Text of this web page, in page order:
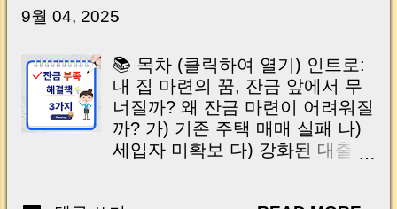
습니다. 잔금일은 ‘서류 몇 장 처리하는 날’이 아
이는 가장 긴장되는 순간 입니다. 실제로 제가
중개 현장에서 겪었던 일입니다. 금요일 오후 3
시, 이체 한도에 막혀 송금이 멈췄고 그 자리에
서 계약이 무산될 뻔한 아찔한 상황이 있었습니
다. 또 어떤 분은 이렇게 말씀하십니다. “내 대출
인데 왜 내 통장으로 안 들어오죠?” “매도인이 대
사실은 ‘구조’를 몰라서 생기는 걱정입니다. 그래
9월 04, 2025
📚 목차 (클릭하여 열기) 인트로:
내 집 마련의 꿈, 잔금 앞에서 무
너질까? 왜 잔금 마련이 어려워질
까? 가) 기존 주택 매매 실패 나)
세입자 미확보 다) 강화된 대출